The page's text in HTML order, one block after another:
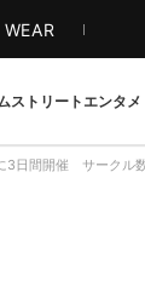
WEAR
ストリート エンタメ
3日間開催 サークル